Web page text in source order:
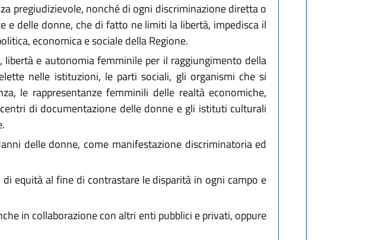
pregiudizievole, nonché di ogni discriminazione diretta o
e delle donne, che di fatto ne limiti la libertà, impedisca il
economica e sociale della Regione.
e autonomia femminile per il raggiungimento della
nelle istituzioni, le parti sociali, gli organismi che si
le rappresentanze femminili delle realtà economiche,
di documentazione delle donne e gli istituti culturali
delle donne, come manifestazione discriminatoria ed
equità al fine di contrastare le disparità in ogni campo e
in collaborazione con altri enti pubblici e privati, oppure